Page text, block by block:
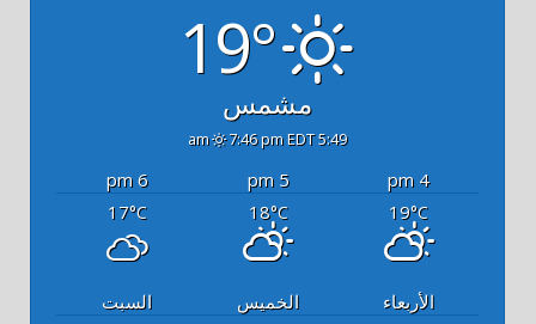
19°
مشمس
5:49 am
7:46 pm EDT
4 pm
5 pm
6 pm
19°C
18°C
17°C
الأربعاء الخميس
السبت